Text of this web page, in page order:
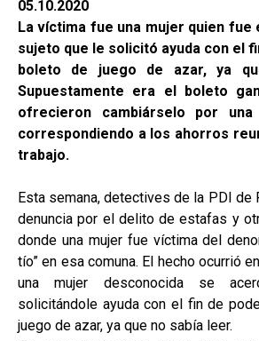
05.10.2020
La víctima fue una mujer quien fue
sujeto que le solicitó ayuda con el
boleto de juego de azar, ya
Supuestamente era el boleto
ofrecieron cambiárselo por
correspondiendo a los ahorros
trabajo.
Esta semana, detectives de la PDI de
denuncia por el delito de estafas y
donde una mujer fue víctima del
tío” en esa comuna. El hecho ocurrió
una mujer desconocida se
solicitándole ayuda con el fin de
juego de azar, ya que no sabía leer.